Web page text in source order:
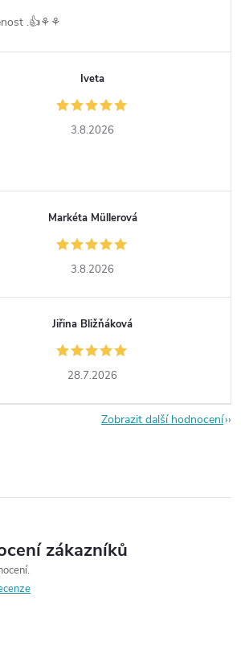
.👍⚘️⚘️
Iveta
3.8.2026
Markéta Müllerová
3.8.2026
Jiřina Bližňáková
28.7.2026
Zobrazit další hodnocení
zákazníků